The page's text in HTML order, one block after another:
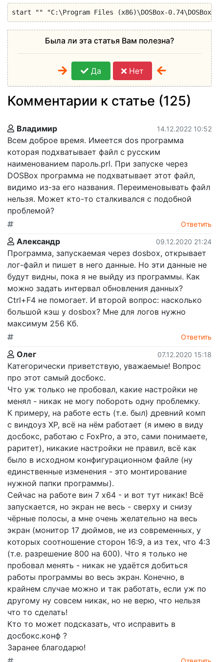
start "" "C:\Program Files (x86)\DOSBox-
Была ли эта статья Вам полезна?
Да Нет
Комментарии к статье (125)
Владимир 14.12.2022 10:52
Всем доброе время. Имеется dos программа
которая подхватывает файл с русским
наименованием пароль.prl. При запуске через
DOSBox программа не подхватывает этот файл,
видимо из-за его названия. Переименовывать файл
нельзя. Может кто-то сталкивался с подобной
проблемой?
Ответить
Александр 09.12.2020 21:24
Программа, запускаемая через dosbox, открывает
лог-файл и пишет в него данные. Но эти данные не
будут видны, пока я не выйду из программы. Как
можно задать интервал обновления данных?
Ctrl+F4 не помогает. И второй вопрос: насколько
большой кэш у dosbox? Мне для логов нужно
максимум 256 Кб.
Ответить
Олег 07.12.2020 15:18
Категорически приветствую, уважаемые! Вопрос
про этот самый досбокс.
Что уж только не пробовал, какие настройки не
менял - никак не могу побороть одну проблемку.
К примеру, на работе есть (т.е. был) древний комп
с виндоуз ХР, всё на нём работает (я имею в виду
досбокс, работаю с FoxPro, а это, сами понимаете,
раритет), никакие настройки не правил, всё как
было в исходном конфигурационном файле (ну
единственные изменения - это монтирование
нужной папки программы).
Сейчас на работе вин 7 х64 - и вот тут никак! Всё
запускается, но экран не весь - сверху и снизу
чёрные полосы, а мне очень желательно на весь
экран (монитор 17 дюймов, не из современных, у
которых соотношение сторон 16:9, а из тех, что 4:3
(т.е. разрешение 800 на 600). Что я только не
пробовал менять - никак не удаётся добиться
работы программы во весь экран. Конечно, в
крайнем случае можно и так работать, если уж по
другому ну совсем никак, но не верю, что нельзя
что то сделать!
Кто то может подсказать, что исправить в
досбокс.конф ?
Заранее благодарю!